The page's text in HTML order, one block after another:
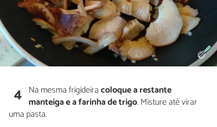
4 Na mesma frigideiracoloque a restante
manteiga e a farinha de trigo. Misture até virar
uma pasta.